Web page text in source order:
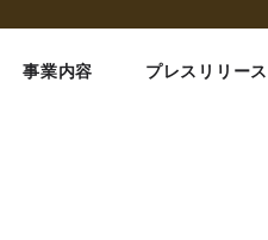
事業内容 プレスリリース